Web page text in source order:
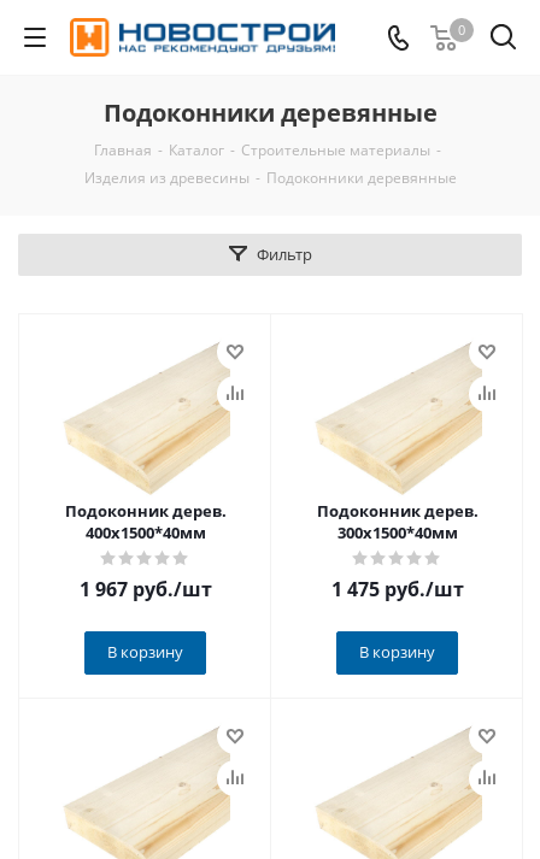
0
Подоконники деревянные
Главная - Каталог - Строительные материалы -
Изделия из древесины - Подоконники деревянные
Фильтр
Подоконник дерев.
400х1500*40мм
1 967 руб./шт
В корзину
Подоконник дерев.
300х1500*40мм
1 475 руб./шт
В корзину